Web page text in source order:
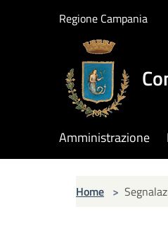
Regione Campania
Amministrazione
Home >